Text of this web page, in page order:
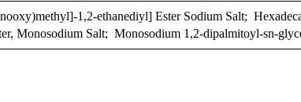
1,2-ethanediyl] Ester Sodium Salt;
Monosodium Salt; Monosodium 1,2-dipalmitoyl-sn-